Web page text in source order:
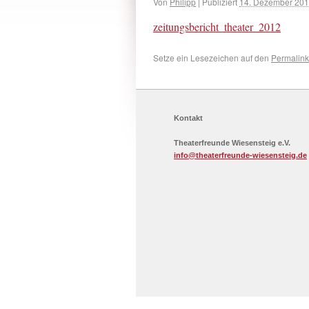
zeitungsbericht_theater_2012
Setze ein Lesezeichen auf den Permalink
Kontakt
Theaterfreunde Wiesensteig e.V.
info@theaterfreunde-wiesensteig.de